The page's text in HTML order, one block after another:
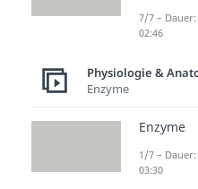
Die Zähne
7/7 – Dauer:
02:46
Physiologie &
Enzyme
Enzyme
1/7 – Dauer:
03:30